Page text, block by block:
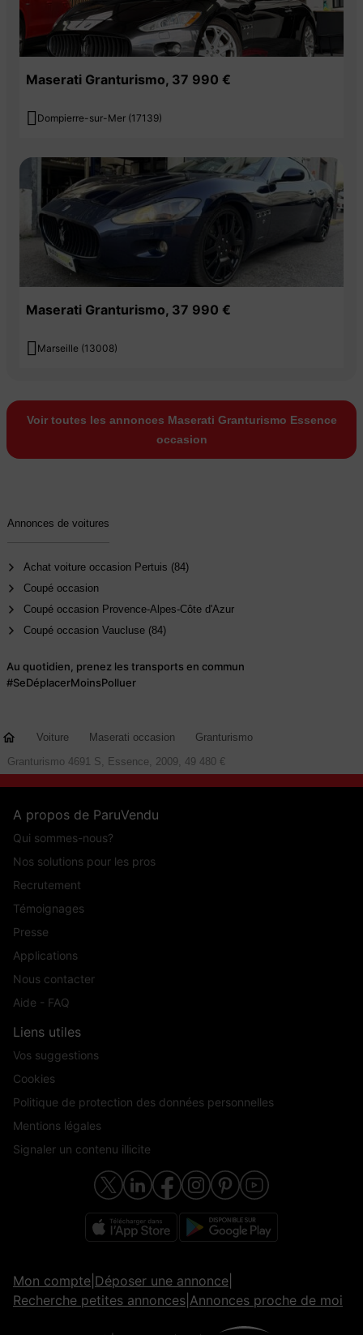
Maserati Granturismo, 37 990 €
 Dompierre-sur-Mer (17139)
Maserati Granturismo, 37 990 €
 Marseille (13008)
Voir toutes les annonces Maserati Granturismo Essence
occasion
Annonces de voitures
Achat voiture occasion Pertuis (84)
Coupé occasion
Coupé occasion Provence-Alpes-Côte d'Azur
Coupé occasion Vaucluse (84)
Au quotidien, prenez les transports en commun
#SeDéplacerMoinsPolluer
Voiture Maserati occasion
Granturismo
Granturismo 4691 S, Essence, 2009, 49 480 €
A propos de ParuVendu
Qui sommes-nous?
Nos solutions pour les pros
Recrutement
Témoignages
Presse
Applications
Nous contacter
Aide - FAQ
Liens utiles
Vos suggestions
Cookies
Politique de protection des données personnelles
Mentions légales
Signaler un contenu illicite
Mon compte Déposer une annonce
Recherche petites annonces Annonces proche de moi